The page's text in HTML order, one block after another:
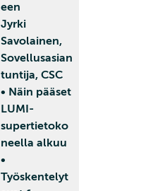
een
Jyrki
Savolainen,
Sovellusasian
tuntija, CSC
• Näin pääset
LUMI-
supertietoko
neella alkuu
•
Työskentelyt